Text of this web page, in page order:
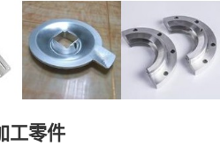
工零件